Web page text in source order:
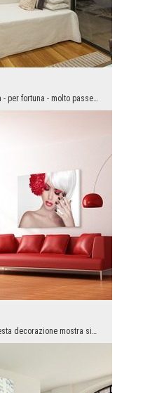
Delle cacce crudeli sono ora - per fortuna - molto passe. D’altra parte, la moda per gli accessor...
Una donna presentata in questa decorazione mostra sia il trucco ricco ed abbastanza espressivo co...